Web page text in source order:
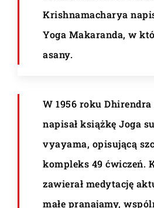
Krishnamacharya
Yoga Makaranda, w
asany.
W 1956 roku
napisał książkę Joga
vyayama, opisującą
kompleks 49 ćwiczeń.
zawierał medytację
małe pranajamy,